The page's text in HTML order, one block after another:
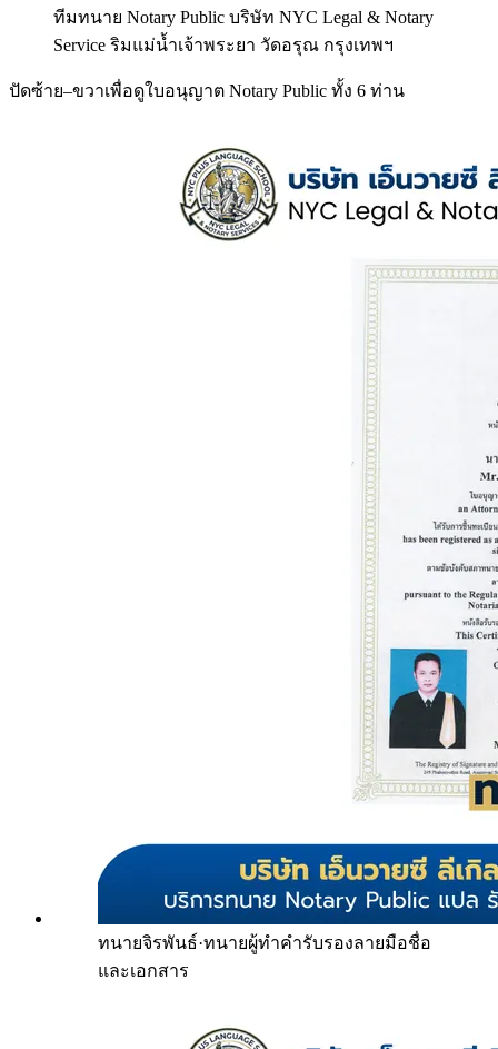
ทีมทนาย Notary Public บริษัท NYC Legal & Notary
Service ริมแม่น้ำเจ้าพระยา วัดอรุณ กรุงเทพฯ
ปัดซ้าย–ขวาเพื่อดูใบอนุญาต Notary Public ทั้ง 6 ท่าน
ทนายจิรพันธ์·ทนายผู้ทำคำรับรองลายมือชื่อ
และเอกสาร